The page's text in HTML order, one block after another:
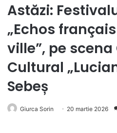
Astăzi:
„Echos
ville”, pe
Cultural
Sebeș
Giurca Sorin 20 martie 2026